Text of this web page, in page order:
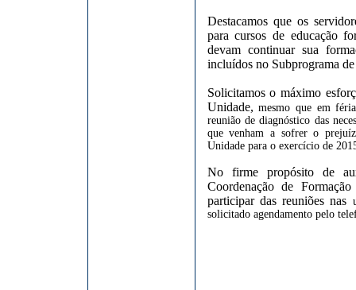
Destacamos que os
para cursos de educação
devam continuar sua
incluídos no Subprograma
Solicitamos o máximo
Unidade,mesmo que em
reunião dediagnóstico das
quevenham a sofrer o
Unidade para o exercício de
No firme propósito de
Coordenação de
participar das reuniões nas
solicitado agendamento pelo